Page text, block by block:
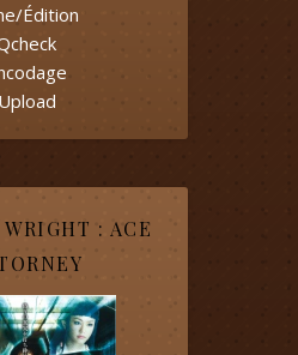
Édition
Upload
: ACE